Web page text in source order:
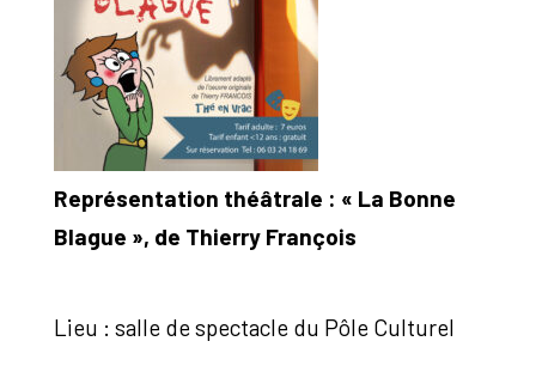
Représentation théâtrale : « La Bonne
Blague », de Thierry François
Lieu : salle de spectacle du Pôle Culturel